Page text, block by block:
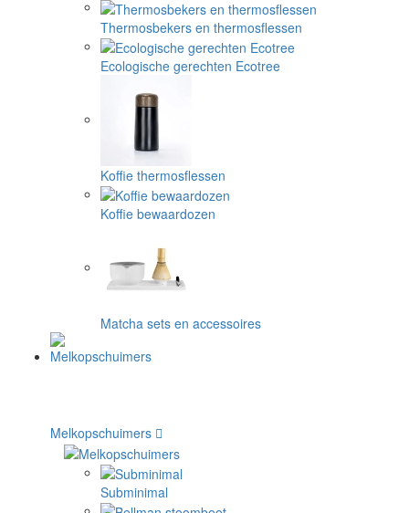
Thermosbekers en thermosflessen
Ecologische gerechten Ecotree
Koffie thermosflessen
Koffie bewaardozen
Matcha sets en accessoires
Melkopschuimers
Subminimal